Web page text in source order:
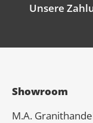
Unsere
Showroom
M.A. Granit